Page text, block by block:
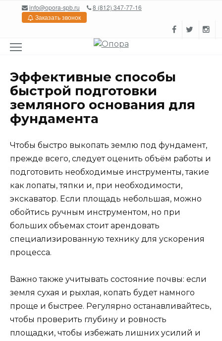
Перейтиinfo@opora-spb.ru
8 (812) 347-77-16
Заказать звонок
Эффективные способы
быстрой подготовки
земляного основания для
фундамента
Чтобы быстро выкопать землю под фундамент,
прежде всего, следует оценить объём работы и
подготовить необходимые инструменты, такие
как лопаты, тяпки и, при необходимости,
экскаватор. Если площадь небольшая, можно
обойтись ручным инструментом, но при
больших объемах стоит арендовать
специализированную технику для ускорения
процесса.
Важно также учитывать состояние почвы: если
земля сухая и рыхлая, копать будет намного
проще и быстрее. Регулярно останавливайтесь,
чтобы проверить глубину и ровность
площадки, чтобы избежать лишних усилий и